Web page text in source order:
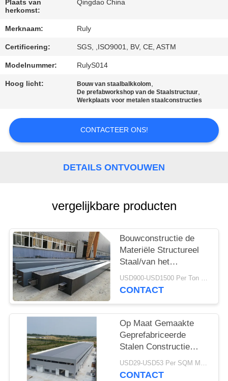
KWALITEITSCONTROLE
CONTACTEER
ONS
NIEUWS
FOUTENOPLOSSING
SITEMAP
PRIVACY
POLICY
Plaats van
herkomst:
Qingdao China
Merknaam: Ruly
Certificering: SGS, ,ISO9001, BV, CE, ASTM
Modelnummer: RulyS014
Hoog licht: Bouw van staalbalkkolom,
De prefabworkshop van de Staalstructuur,
Werkplaats voor metalen staalconstructies
CONTACTEER ONS!
DETAILS ONTVOUWEN
vergelijkbare producten
Bouwconstructie de
Materiële Structureel
Staal/van het
Doosstaal
Vervaardiging van
USD900-USD1500 Per Ton MOQ:30 ton
CONTACT
Op Maat Gemaakte
Geprefabriceerde
Stalen Constructie
Magazijn Q355 H-
Sectie Balken
USD29-USD53 Per SQM MOQ:500 vierkante meter
CONTACT